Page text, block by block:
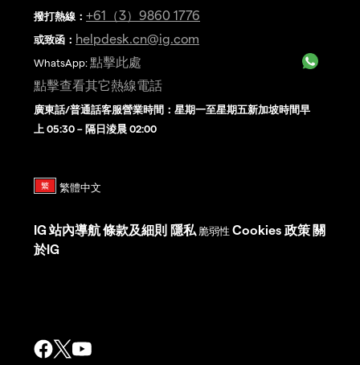
撥打熱線 ： +61（3）9860 1776
或致函： helpdesk.cn@ig.com
WhatsApp: 點擊此處
點擊查看其它熱線電話
廣東話/普通話客服營業時間：星期一至星期五新加坡時間早
上 05:30 – 隔日淩晨 02:00
IG 站內導航條款及細則 隱私 脆弱性 Cookies 政策 關
於IG